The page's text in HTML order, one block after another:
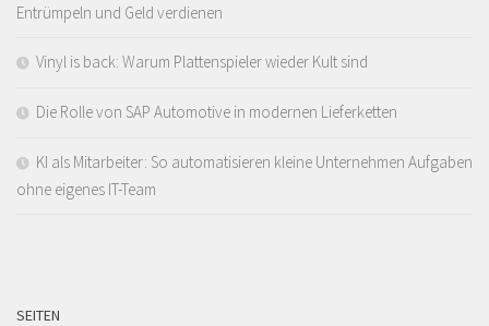
Entrümpeln und Geld verdienen
Vinyl is back: Warum Plattenspieler wieder Kult sind
Die Rolle von SAP Automotive in modernen Lieferketten
KI als Mitarbeiter: So automatisieren kleine Unternehmen Aufgaben
ohne eigenes IT-Team
SEITEN